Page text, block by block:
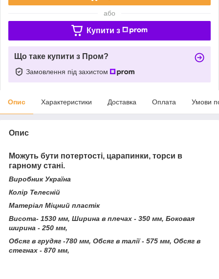
або
Купити з
Що таке купити з Пром?
Замовлення під захистом
Опис Характеристики Доставка Оплата Умови
Опис
Можуть бути потертості, царапинки, торси в
гарному стані.
Виробник Україна
Колір Телесній
Матеріал Міцний пластік
Висота- 1530 мм, Ширина в плечах - 350 мм, Боковая
ширина - 250 мм,
Обсяг в грудяг -780 мм, Обсяг в талії - 575 мм, Обсяг в
стегнах - 870 мм,